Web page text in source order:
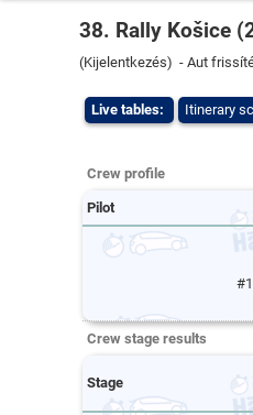
38. Rally Košice
(Kijelentkezés) - Aut
Live tables: Itinerary
Crew profile
Pilot
Crew stage results
Stage